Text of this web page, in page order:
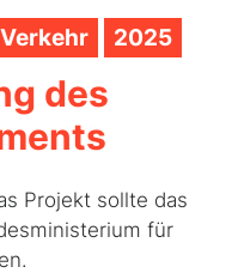
2025
des
Projekt sollte das
für